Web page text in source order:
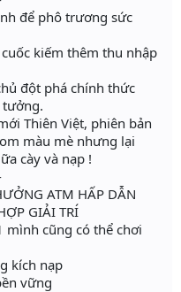
để phô trương sức
kiếm thêm thu nhập
đột phá chính thức
tưởng.
Thiên Việt, phiên bản
màu mè nhưng lại
cày và nạp !
ATM HẤP DẪN
GIẢI TRÍ
mình cũng có thể chơi
kích nạp
vững